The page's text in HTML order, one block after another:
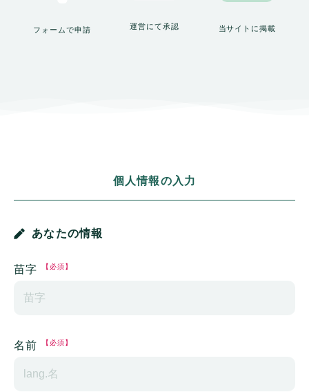
フォームで申請 運営にて承認 当サイトに掲載
個人情報の入力
あなたの情報
苗字 【必須】
名前 【必須】